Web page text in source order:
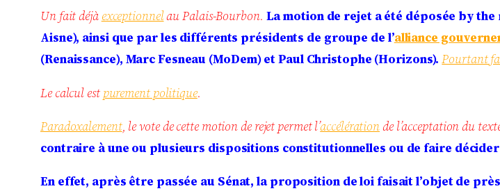
Un fait déjà exceptionnelau Palais-Bourbon. La motion de rejet a été déposée by
Aisne), ainsi que par les différents présidents de groupe de l’alliance
(Renaissance), Marc Fesneau (MoDem) et Paul Christophe (Horizons). Pourtant
Le calcul est purement politique.
Paradoxalement, le vote de cette motion de rejet permet l’accélérationde l’acceptation du
contraire à une ou plusieurs dispositions constitutionnelles ou de faire décider
En effet, après être passée au Sénat, la proposition de loi faisait l’objet de près